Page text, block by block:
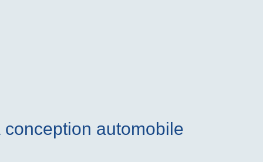
conception automobile